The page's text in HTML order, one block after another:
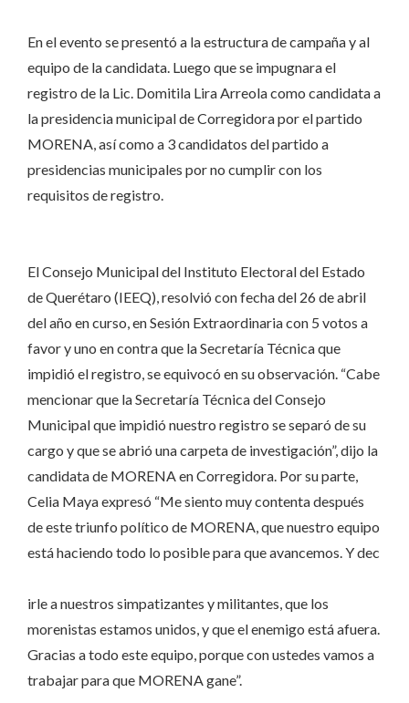
En el evento se presentó a la estructura de campaña y al
equipo de la candidata. Luego que se impugnara el
registro de la Lic. Domitila Lira Arreola como candidata a
la presidencia municipal de Corregidora por el partido
MORENA, así como a 3 candidatos del partido a
presidencias municipales por no cumplir con los
requisitos de registro.
El Consejo Municipal del Instituto Electoral del Estado
de Querétaro (IEEQ), resolvió con fecha del 26 de abril
del año en curso, en Sesión Extraordinaria con 5 votos a
favor y uno en contra que la Secretaría Técnica que
impidió el registro, se equivocó en su observación. “Cabe
mencionar que la Secretaría Técnica del Consejo
Municipal que impidió nuestro registro se separó de su
cargo y que se abrió una carpeta de investigación”, dijo la
candidata de MORENA en Corregidora. Por su parte,
Celia Maya expresó “Me siento muy contenta después
de este triunfo político de MORENA, que nuestro equipo
está haciendo todo lo posible para que avancemos. Y dec
irle a nuestros simpatizantes y militantes, que los
morenistas estamos unidos, y que el enemigo está afuera.
Gracias a todo este equipo, porque con ustedes vamos a
trabajar para que MORENA gane”.